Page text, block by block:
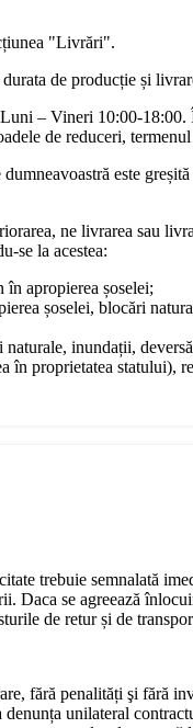
"Livrări".
de producție și
– Vineri 10:00-
de reduceri,
este
ne livrarea sau
se la acestea:
apropierea șoselei;
șoselei, blocări
naturale, inundații,
în proprietatea statului),
trebuie semnalată
Daca se agreează
de retur și de
fără penalități şi fără
unilateral